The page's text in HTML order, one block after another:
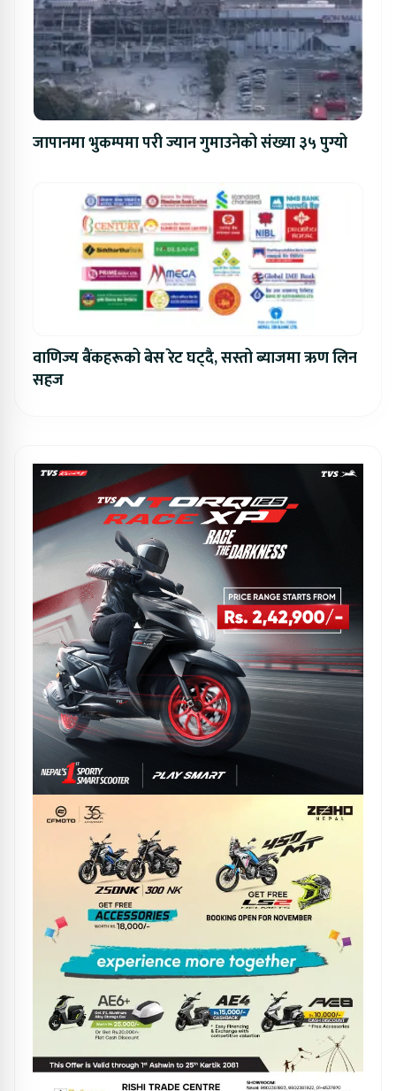
जापानमा भुकम्पमा परी ज्यान गुमाउनेको संख्या ३५ पुग्यो
वाणिज्य बैंकहरूको बेस रेट घट्दै, सस्तो ब्याजमा ऋण लिन
सहज